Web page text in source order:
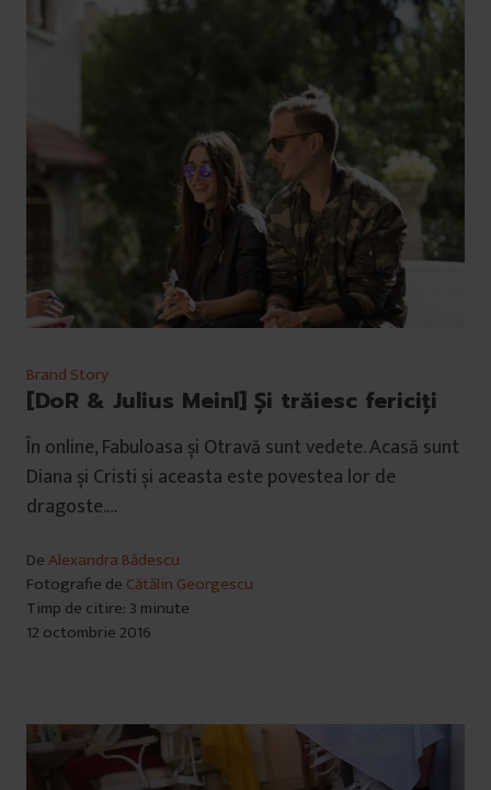
Brand Story
[DoR & Julius Meinl] Şi trăiesc fericiţi
În online, Fabuloasa și Otravă sunt vedete. Acasă sunt
Diana și Cristi și aceasta este povestea lor de
dragoste.…
DeAlexandra Bădescu
Fotografie de Cătălin Georgescu
Timp de citire: 3 minute
12 octombrie 2016